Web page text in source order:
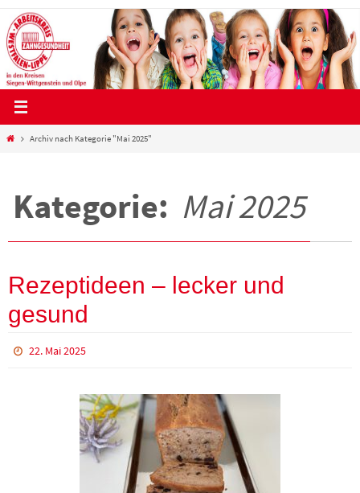
Zum
Inhalt
springen
StartArchiv nach Kategorie "Mai 2025"
Kategorie: Mai 2025
Rezeptideen – lecker und
gesund
22. Mai 2025